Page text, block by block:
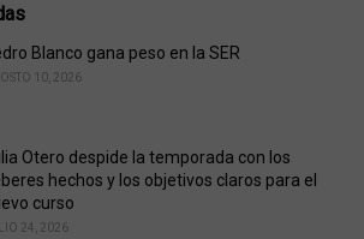
Blanco gana peso en la SER
10, 2026
Otero despide la temporada con los
hechos y los objetivos claros para el
curso
24, 2026